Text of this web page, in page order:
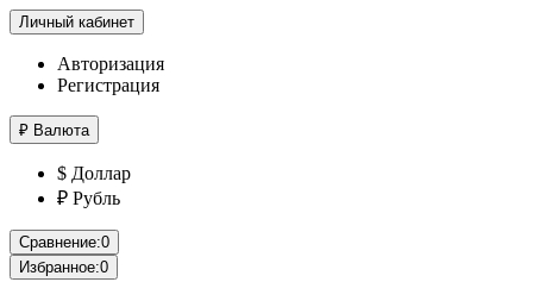
Личный кабинет
Авторизация
Регистрация
₽ Валюта
$ Доллар
₽ Рубль
Сравнение:0
Избранное:0